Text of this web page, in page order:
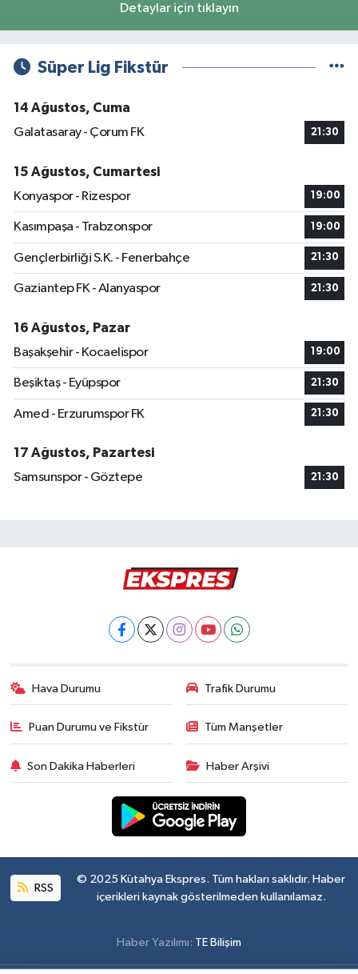
Detaylar için tıklayın
Süper Lig Fikstür
14 Ağustos, Cuma
Galatasaray - Çorum FK
21:30
15 Ağustos, Cumartesi
Konyaspor - Rizespor
19:00
Kasımpaşa - Trabzonspor 19:00
Gençlerbirliği S.K. - Fenerbahçe 21:30
Gaziantep FK - Alanyaspor 21:30
16 Ağustos, Pazar
Başakşehir - Kocaelispor
19:00
Beşiktaş - Eyüpspor 21:30
Amed - Erzurumspor FK 21:30
17 Ağustos, Pazartesi
Samsunspor - Göztepe
21:30
Hava Durumu Trafik Durumu
Puan Durumu ve Fikstür Tüm Manşetler
Son Dakika Haberleri Haber Arşivi
RSS
© 2025 Kütahya Ekspres. Tüm hakları saklıdır. Haber
içerikleri kaynak gösterilmeden kullanılamaz.
Haber Yazılımı: TE Bilişim